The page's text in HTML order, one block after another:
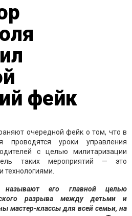
фейк
очередной фейк о том, что в
проводятся уроки управления
с целью милитаризации
таких мероприятий — это
технологиями.
называют его главной целью
разрыва между детьми и
мастер-классы для всей семьи, на